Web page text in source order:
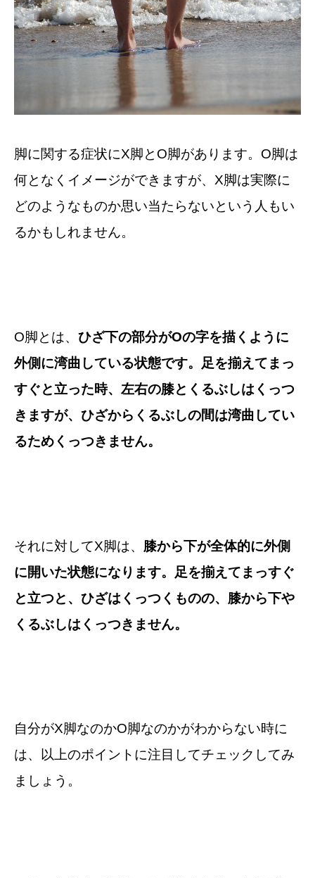
脚に関する症状にX脚とO脚があります。O脚は
何となくイメージができますが、X脚は実際に
どのようなものか思い当たらないという人もい
るかもしれません。
O脚とは、 ひざ下の部分がOの字を描くように
外側に湾曲している状態です。足を揃えてまっ
すぐと立った時、左右の膝とくるぶしはくっつ
きますが、ひざからくるぶしの間は湾曲してい
るためくっつきません。
それに対してX脚は、 膝から下が全体的に外側
に開いた状態になります。足を揃えてまっすぐ
と立つと、ひざはくっつくものの、膝から下や
くるぶしはくっつきません。
自分がX脚なのかO脚なのかがわからない時に
は、以上のポイントに注目してチェックしてみ
ましょう。